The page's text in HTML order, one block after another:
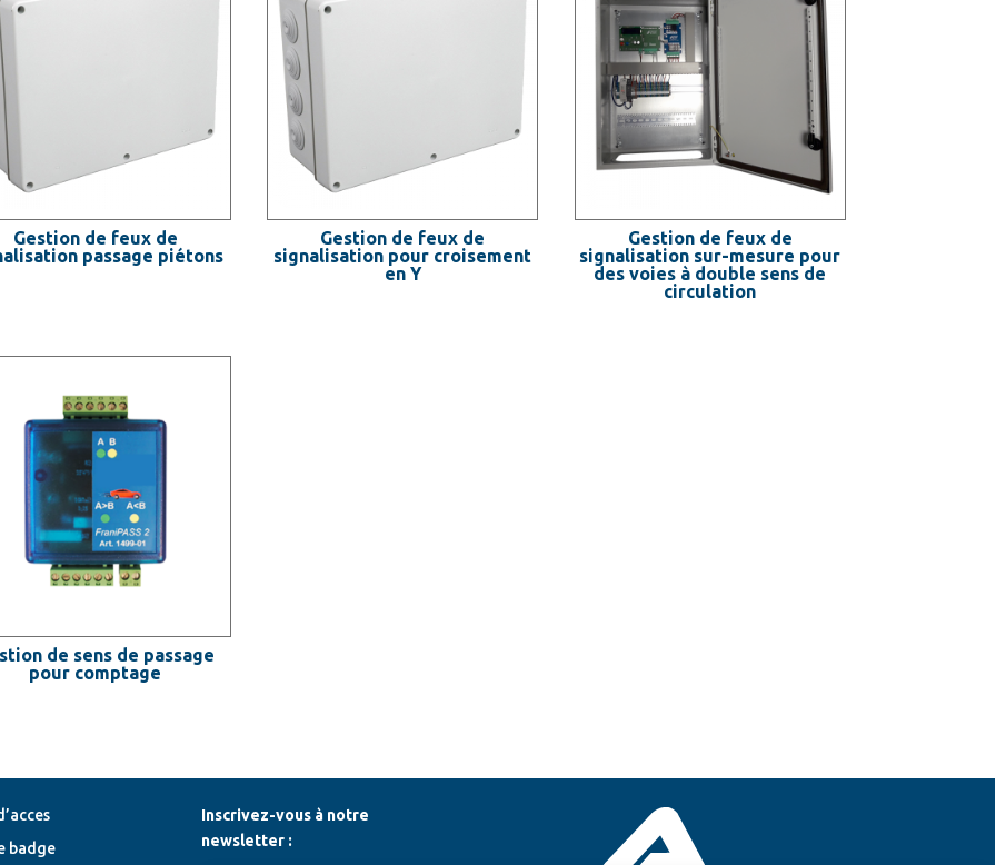
Gestion de feux de
passage piétons
Gestion de feux de
signalisation pour croisement
en Y
Gestion de feux de
signalisation sur-mesure pour
des voies à double sens de
circulation
de sens de passage
pour comptage
badge
Inscrivez-vous à notre
newsletter :